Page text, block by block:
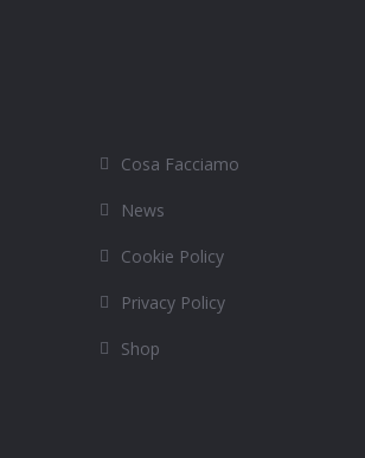
Cosa Facciamo
News
Cookie Policy
Privacy Policy
Shop